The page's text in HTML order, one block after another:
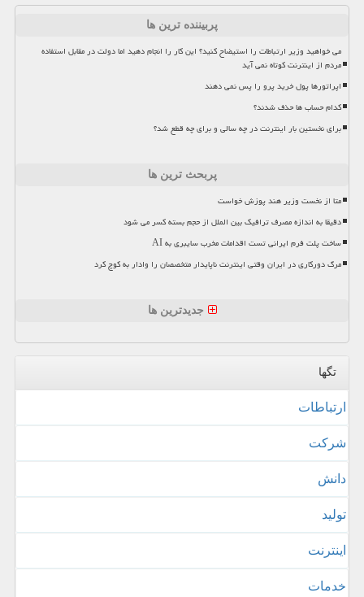
پربیننده ترین ها
می خواهید وزیر ارتباطات را استیضاح کنید؟ این کار را انجام دهید اما دولت در مقابل استفاده
مردم از اینترنت کوتاه نمی آید
اپراتورها پول خرید پرو را پس نمی دهند
کدام حساب ها حذف شدند؟
برای نخستین بار اینترنت در چه سالی و برای چه قطع شد؟
پربحث ترین ها
متا از نخست وزیر هند پوزش خواست
دقیقا به اندازه مصرف ترافیک بین الملل از حجم بسته کسر می شود
ساخت پلت فرم ایرانی تست اقدامات مخرب سایبری به AI
مرگ دورکاری در ایران وقتی اینترنت ناپایدار متخصصان را وادار به کوچ کرد
جدیدترین ها
تگها
ارتباطات
شركت
دانش
تولید
اینترنت
خدمات